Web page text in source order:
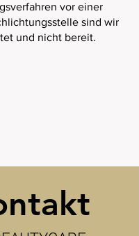
vor einer
sind wir
und nicht bereit.